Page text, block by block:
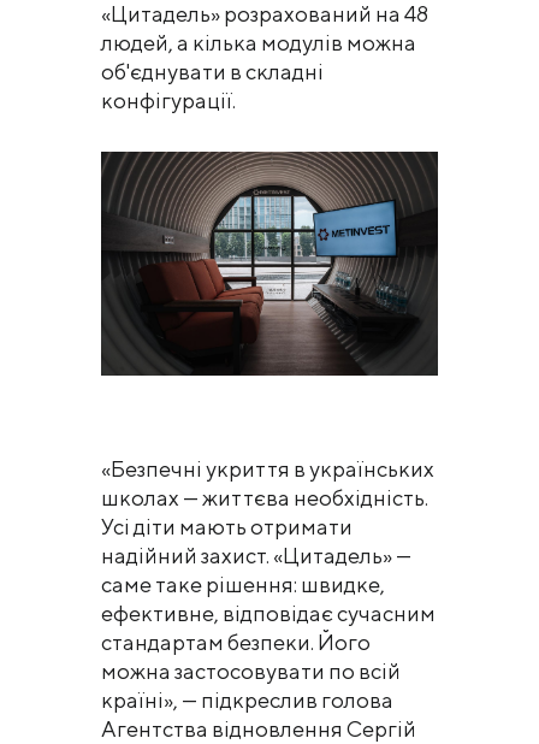
«Цитадель» розрахований на 48
людей, а кілька модулів можна
об'єднувати в складні
конфігурації.
«Безпечні укриття в українських
школах — життєва необхідність.
Усі діти мають отримати
надійний захист. «Цитадель» —
саме таке рішення: швидке,
ефективне, відповідає сучасним
стандартам безпеки. Його
можна застосовувати по всій
країні», — підкреслив голова
Агентства відновлення Сергій